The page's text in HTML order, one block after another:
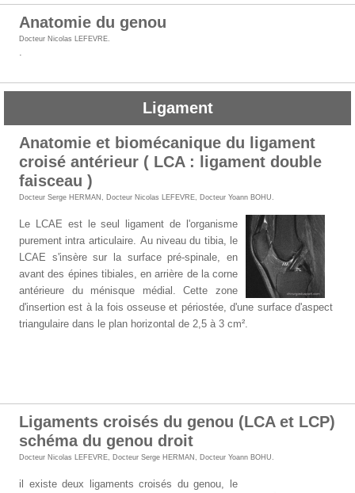
Anatomie du genou
Docteur Nicolas LEFEVRE
Ligament
Anatomie et biomécanique du ligament
croisé antérieur ( LCA : ligament double
faisceau )
Docteur Serge HERMAN Docteur Nicolas LEFEVRE Docteur Yoann BOHU
Le LCAE est le seul ligament de l'organisme
purement intra articulaire. Au niveau du tibia, le
LCAE s'insère sur la surface pré-spinale, en
avant des épines tibiales, en arrière de la corne
antérieure du ménisque médial. Cette zone
d'insertion est à la fois osseuse et périostée, d'une surface d'aspect
triangulaire dans le plan horizontal de 2,5 à 3 cm².
Ligaments croisés du genou (LCA et LCP)
schéma du genou droit
Docteur Nicolas LEFEVRE Docteur Serge HERMAN Docteur Yoann BOHU
il existe deux ligaments croisés du genou, le